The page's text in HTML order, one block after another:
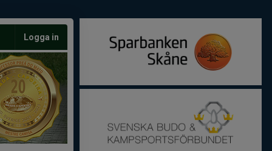
Logga in